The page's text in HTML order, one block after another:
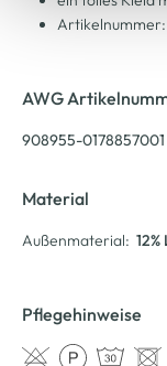
Artikelnummer:
AWG
908955-0178857001
Material
Außenmaterial: 12%
Pflegehinweise